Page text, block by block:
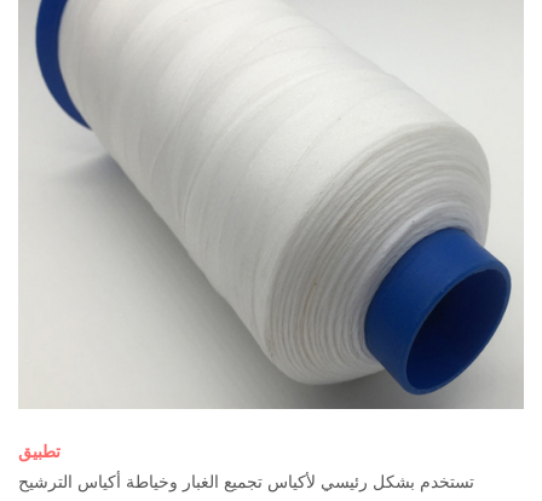
تطبيق
تستخدم بشكل رئيسي لأكياس تجميع الغبار وخياطة أكياس الترشيح